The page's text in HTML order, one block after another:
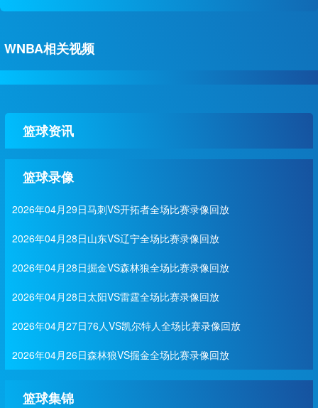
WNBA相关视频
篮球资讯
篮球录像
2026年04月29日马刺VS开拓者全场比赛录像回放
2026年04月28日山东VS辽宁全场比赛录像回放
2026年04月28日掘金VS森林狼全场比赛录像回放
2026年04月28日太阳VS雷霆全场比赛录像回放
2026年04月27日76人VS凯尔特人全场比赛录像回放
2026年04月26日森林狼VS掘金全场比赛录像回放
篮球集锦